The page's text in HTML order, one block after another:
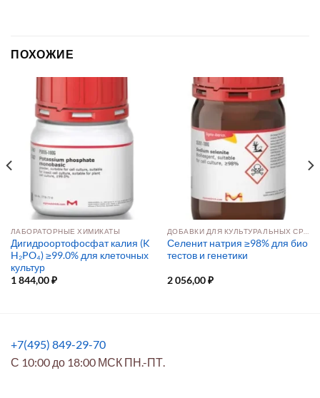
ПОХОЖИЕ
ЛАБОРАТОРНЫЕ ХИМИКАТЫ
Дигидроортофосфат калия (K
H₂PO₄) ≥99.0% для клеточных
культур
1 844,00₽
Селенит натрия ≥98% для био
тестов и генетики
2 056,00₽
+7(495) 849-29-70
С 10:00 до 18:00 МСК ПН.-ПТ.